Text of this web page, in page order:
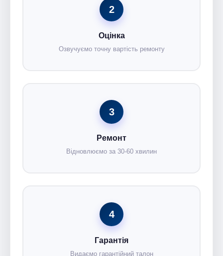
2
Оцінка
Озвучуємо точну вартість ремонту
3
Ремонт
Відновлюємо за 30-60 хвилин
4
Гарантія
Видаємо гарантійний талон